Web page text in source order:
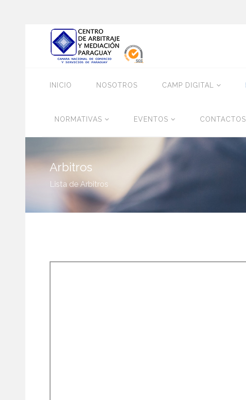
INICIO NOSOTROS CAMP DIGITAL
NORMATIVAS EVENTOS CONTACTOS
Arbitros
Lista de Arbitros